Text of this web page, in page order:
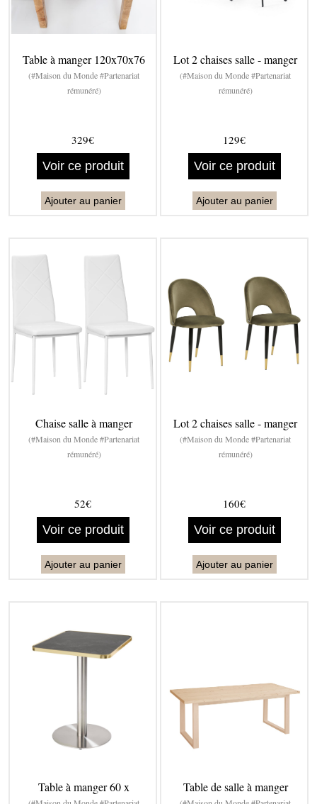
Table à manger 120x70x76
(#Maison du Monde #Partenariat
rémunéré)
329€
Voir ce produit
Ajouter au panier
Lot 2 chaises salle - manger
(#Maison du Monde #Partenariat
rémunéré)
129€
Voir ce produit
Ajouter au panier
Chaise salle à manger
(#Maison du Monde #Partenariat
rémunéré)
52€
Voir ce produit
Ajouter au panier
Lot 2 chaises salle - manger
(#Maison du Monde #Partenariat
rémunéré)
160€
Voir ce produit
Ajouter au panier
Table à manger 60 x Table de salle à manger